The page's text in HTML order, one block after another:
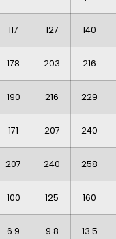
117 127 140
178 203 216
190 216 229
171 207 240
207 240 258
100 125 160
6.9 9.8 13.5